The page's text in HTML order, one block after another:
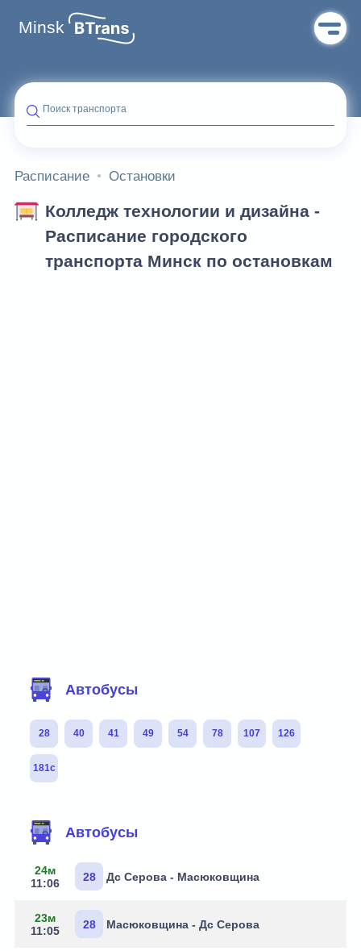
Minsk
Поиск транспорта
Расписание Остановки
Колледж технологии и дизайна -
Расписание городского
транспорта Минск по остановкам
Автобусы
28 40 41 49 54 78 107 126
181с
Автобусы
24м
11:06
28 Дс Серова - Масюковщина
23м
11:05
28 Масюковщина - Дс Серова